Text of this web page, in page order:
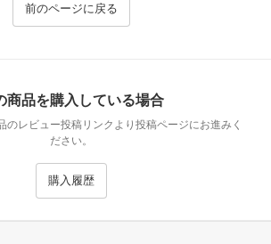
前のページに戻る
商品を購入している場合
のレビュー投稿リンクより投稿ページにお進みく
ださい。
購入履歴